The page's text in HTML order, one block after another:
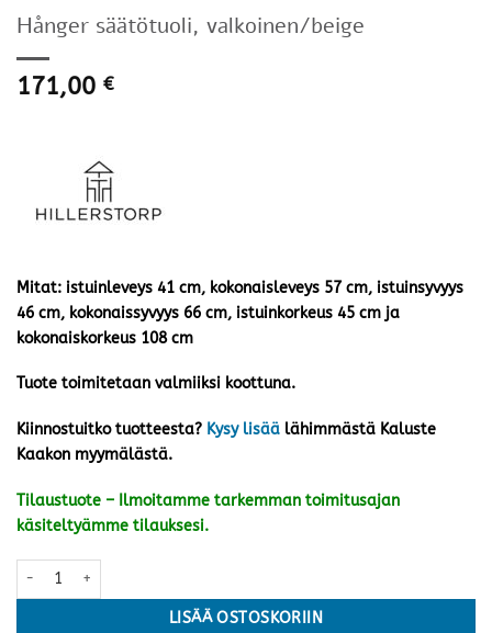
Hånger säätötuoli, valkoinen/beige
171,00 €
Mitat: istuinleveys 41 cm, kokonaisleveys 57 cm, istuinsyvyys
46 cm, kokonaissyvyys 66 cm, istuinkorkeus 45 cm ja
kokonaiskorkeus 108 cm
Tuote toimitetaan valmiiksi koottuna.
Kiinnostuitko tuotteesta? Kysy lisää lähimmästä Kaluste
Kaakon myymälästä.
Tilaustuote – Ilmoitamme tarkemman toimitusajan
käsiteltyämme tilauksesi.
Hånger säätötuoli, valkoinen/beige määrä
LISÄÄ OSTOSKORIIN